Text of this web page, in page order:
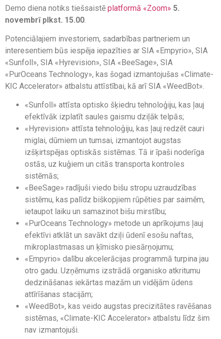
Demo diena notiks tiešsaistē platformā «Zoom» 5.
novembrī plkst. 15.00
Potenciālajiem investoriem, sadarbības partneriem un
interesentiem būs iespēja iepazīties ar SIA «Empyrio», SIA
«Sunfoll», SIA «Hyrevision», SIA «BeeSage», SIA
«PurOceans Technology», kas šogad izmantojušas «Climate-
KIC Accelerator» atbalstu attīstībai, kā arī SIA «WeedBot».
«Sunfoll» attīsta optisko šķiedru tehnoloģiju, kas ļauj
efektīvāk izplatīt saules gaismu dziļāk telpās;
«Hyrevision» attīsta tehnoloģiju, kas ļauj redzēt cauri
miglai, dūmiem un tumsai, izmantojot augstas
izšķirtspējas optiskās sistēmas. Tā ir īpaši noderīga
ostās, uz kuģiem un citās transporta kontroles
sistēmās;
«BeeSage» radījuši viedo bišu stropu uzraudzības
sistēmu, kas palīdz biškopjiem rūpēties par saimēm,
ietaupot laiku un samazinot bišu mirstību;
«PurOceans Technology» metode un aprīkojums ļauj
efektīvi atklāt un savākt dziļi ūdenī esošu naftas,
mikroplastmasas un ķīmisko piesārņojumu;
«Empyrio» dalību akcelerācijas programmā turpina jau
otro gadu. Uzņēmums izstrādā organisko atkritumu
dedzināšanas iekārtas mazām un vidējām ūdens
attīrīšanas stacijām;
«WeedBot», kas veido augstas precizitātes ravēšanas
sistēmas, «Climate-KIC Accelerator» atbalstu līdz šim
nav izmantojuši.